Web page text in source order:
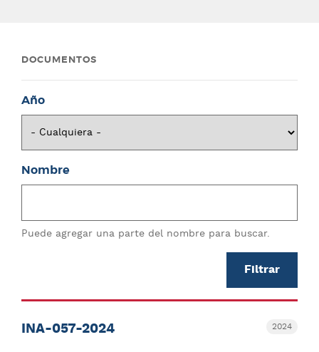
DOCUMENTOS
Año
Nombre
Puede agregar una parte del nombre para buscar.
2024
INA-057-2024